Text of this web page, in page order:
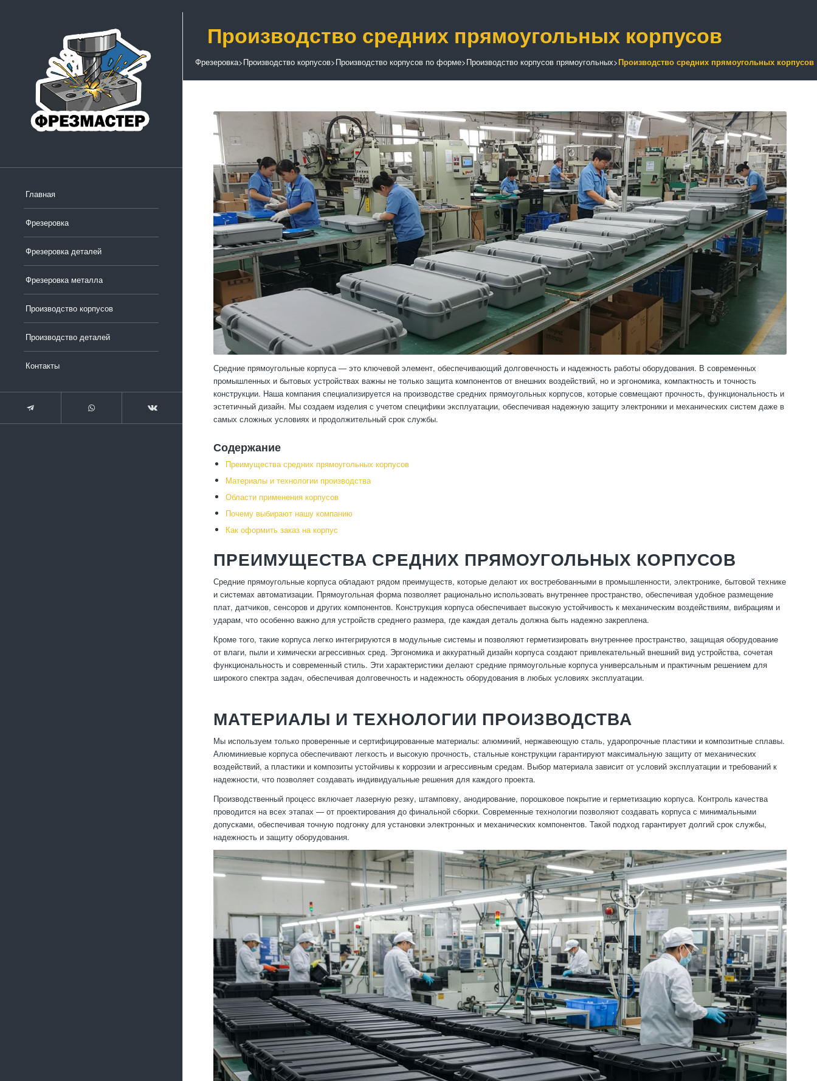
Главная
Фрезеровка
Фрезеровка деталей
Фрезеровка металла
Производство корпусов
Производство деталей
Контакты
Производство средних прямоугольных корпусов
Фрезеровка>Производство корпусов>Производство корпусов по форме>Производство корпусов прямоугольных>Производство средних прямоугольных корпусов
Средние прямоугольные корпуса — это ключевой элемент, обеспечивающий долговечность и надежность работы оборудования. В современных
промышленных и бытовых устройствах важны не только защита компонентов от внешних воздействий, но и эргономика, компактность и точность
конструкции. Наша компания специализируется на производстве средних прямоугольных корпусов, которые совмещают прочность, функциональность и
эстетичный дизайн. Мы создаем изделия с учетом специфики эксплуатации, обеспечивая надежную защиту электроники и механических систем даже в
самых сложных условиях и продолжительный срок службы.
Содержание
Преимущества средних прямоугольных корпусов
Материалы и технологии производства
Области применения корпусов
Почему выбирают нашу компанию
Как оформить заказ на корпус
ПРЕИМУЩЕСТВА СРЕДНИХ ПРЯМОУГОЛЬНЫХ КОРПУСОВ
Средние прямоугольные корпуса обладают рядом преимуществ, которые делают их востребованными в промышленности, электронике, бытовой технике
и системах автоматизации. Прямоугольная форма позволяет рационально использовать внутреннее пространство, обеспечивая удобное размещение
плат, датчиков, сенсоров и других компонентов. Конструкция корпуса обеспечивает высокую устойчивость к механическим воздействиям, вибрациям и
ударам, что особенно важно для устройств среднего размера, где каждая деталь должна быть надежно закреплена.
Кроме того, такие корпуса легко интегрируются в модульные системы и позволяют герметизировать внутреннее пространство, защищая оборудование
от влаги, пыли и химически агрессивных сред. Эргономика и аккуратный дизайн корпуса создают привлекательный внешний вид устройства, сочетая
функциональность и современный стиль. Эти характеристики делают средние прямоугольные корпуса универсальным и практичным решением для
широкого спектра задач, обеспечивая долговечность и надежность оборудования в любых условиях эксплуатации.
МАТЕРИАЛЫ И ТЕХНОЛОГИИ ПРОИЗВОДСТВА
Мы используем только проверенные и сертифицированные материалы: алюминий, нержавеющую сталь, ударопрочные пластики и композитные сплавы.
Алюминиевые корпуса обеспечивают легкость и высокую прочность, стальные конструкции гарантируют максимальную защиту от механических
воздействий, а пластики и композиты устойчивы к коррозии и агрессивным средам. Выбор материала зависит от условий эксплуатации и требований к
надежности, что позволяет создавать индивидуальные решения для каждого проекта.
Производственный процесс включает лазерную резку, штамповку, анодирование, порошковое покрытие и герметизацию корпуса. Контроль качества
проводится на всех этапах — от проектирования до финальной сборки. Современные технологии позволяют создавать корпуса с минимальными
допусками, обеспечивая точную подгонку для установки электронных и механических компонентов. Такой подход гарантирует долгий срок службы,
надежность и защиту оборудования.